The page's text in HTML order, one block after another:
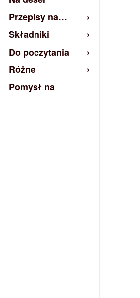
Przepisy na…
Składniki
Do poczytania
Różne
Pomysł na